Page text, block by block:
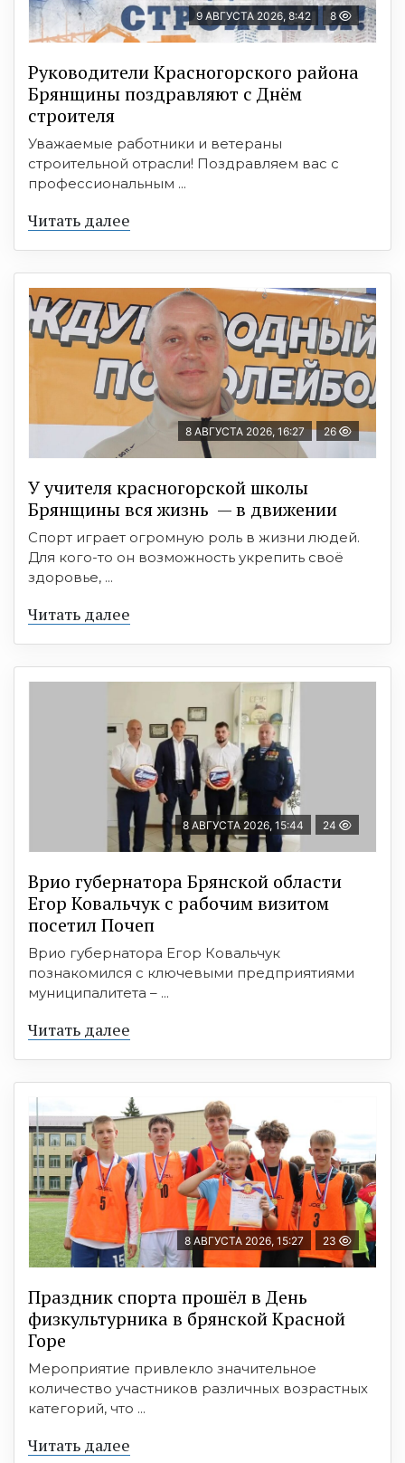
9 АВГУСТА 2026, 8:42 8
Руководители Красногорского района
Брянщины поздравляют с Днём
строителя
Уважаемые работники и ветераны
строительной отрасли! Поздравляем вас с
профессиональным ...
Читать далее
8 АВГУСТА 2026, 16:27 26
У учителя красногорской школы
Брянщины вся жизнь — в движении
Спорт играет огромную роль в жизни людей.
Для кого-то он возможность укрепить своё
здоровье, ...
Читать далее
8 АВГУСТА 2026, 15:44 24
Врио губернатора Брянской области
Егор Ковальчук с рабочим визитом
посетил Почеп
Врио губернатора Егор Ковальчук
познакомился с ключевыми предприятиями
муниципалитета – ...
Читать далее
8 АВГУСТА 2026, 15:27 23
Праздник спорта прошёл в День
физкультурника в брянской Красной
Горе
Мероприятие привлекло значительное
количество участников различных возрастных
категорий, что ...
Читать далее